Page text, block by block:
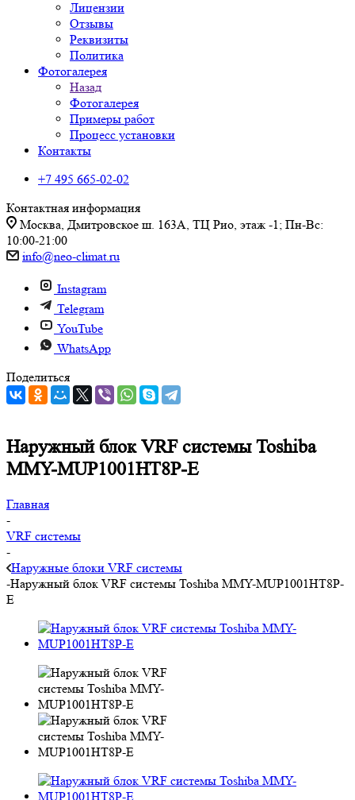
Лицензии
Отзывы
Реквизиты
Политика
Фотогалерея
Назад
Фотогалерея
Примеры работ
Процесс установки
Контакты
+7 495 665-02-02
Контактная информация
Москва, Дмитровское ш. 163А, ТЦ Рио, этаж -1; Пн-Вс:
10:00-21:00
info@neo-climat.ru
Instagram
Telegram
YouTube
WhatsApp
Поделиться
Наружный блок VRF системы Toshiba
MMY-MUP1001HT8P-E
Главная
-
VRF системы
-
Наружные блоки VRF системы
-Наружный блок VRF системы Toshiba MMY-MUP1001HT8P-
E